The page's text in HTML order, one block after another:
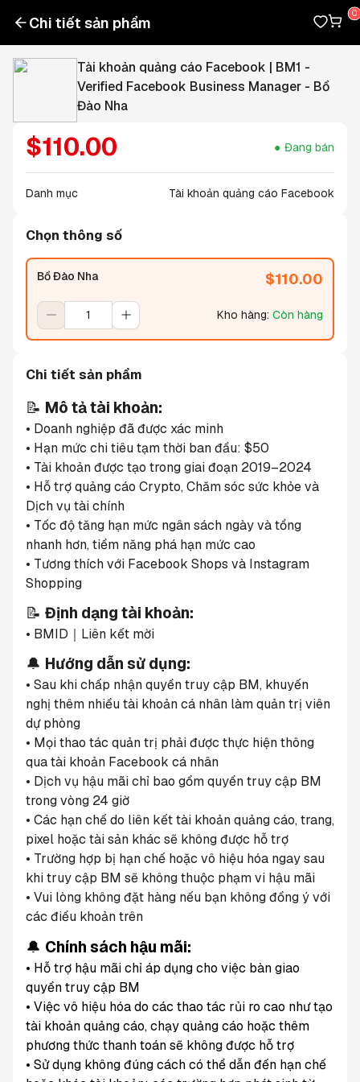
Chi tiết sản phẩm
Tài khoản quảng cáo Facebook | BM1 -
Verified Facebook Business Manager - Bồ
Đào Nha
$110.00 Đang bán
Danh mục Tài khoản quảng cáo Facebook
Chọn thông số
Bồ Đào Nha $110.00
Kho hàng: Còn hàng
Chi tiết sản phẩm
📝 Mô tả tài khoản:
• Doanh nghiệp đã được xác minh
• Hạn mức chi tiêu tạm thời ban đầu: $50
• Tài khoản được tạo trong giai đoạn 2019–2024
• Hỗ trợ quảng cáo Crypto, Chăm sóc sức khỏe và
Dịch vụ tài chính
• Tốc độ tăng hạn mức ngân sách ngày và tổng
nhanh hơn, tiềm năng phá hạn mức cao
• Tương thích với Facebook Shops và Instagram
Shopping
📝 Định dạng tài khoản:
• BMID｜Liên kết mời
🔔 Hướng dẫn sử dụng:
• Sau khi chấp nhận quyền truy cập BM, khuyến
nghị thêm nhiều tài khoản cá nhân làm quản trị viên
dự phòng
• Mọi thao tác quản trị phải được thực hiện thông
qua tài khoản Facebook cá nhân
• Dịch vụ hậu mãi chỉ bao gồm quyền truy cập BM
trong vòng 24 giờ
• Các hạn chế do liên kết tài khoản quảng cáo, trang,
pixel hoặc tài sản khác sẽ không được hỗ trợ
• Trường hợp bị hạn chế hoặc vô hiệu hóa ngay sau
khi truy cập BM sẽ không thuộc phạm vi hậu mãi
• Vui lòng không đặt hàng nếu bạn không đồng ý với
các điều khoản trên
🔔 Chính sách hậu mãi:
• Hỗ trợ hậu mãi chỉ áp dụng cho việc bàn giao
quyền truy cập BM
• Việc vô hiệu hóa do các thao tác rủi ro cao như tạo
tài khoản quảng cáo, chạy quảng cáo hoặc thêm
phương thức thanh toán sẽ không được hỗ trợ
• Sử dụng không đúng cách có thể dẫn đến hạn chế